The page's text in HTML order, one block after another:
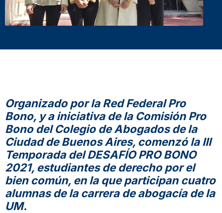
Organizado por la Red Federal Pro
Bono, y a iniciativa de la Comisión Pro
Bono del Colegio de Abogados de la
Ciudad de Buenos Aires, comenzó laIII
Temporada delDESAFÍO PRO BONO
2021, estudiantes de derecho por el
bien común, en la que participan cuatro
alumnas de la carrera de abogacía de la
UM.